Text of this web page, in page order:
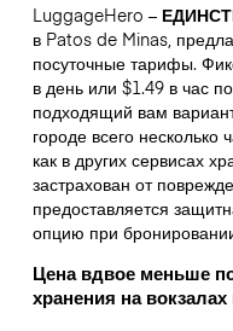
LuggageHero –
в Patos de Minas,
посуточные тарифы.
в день или $1.49 в час
подходящий вам
городе всего несколько
как в других сервисах
застрахован от
предоставляется
опцию при
Цена вдвое меньше
хранения на